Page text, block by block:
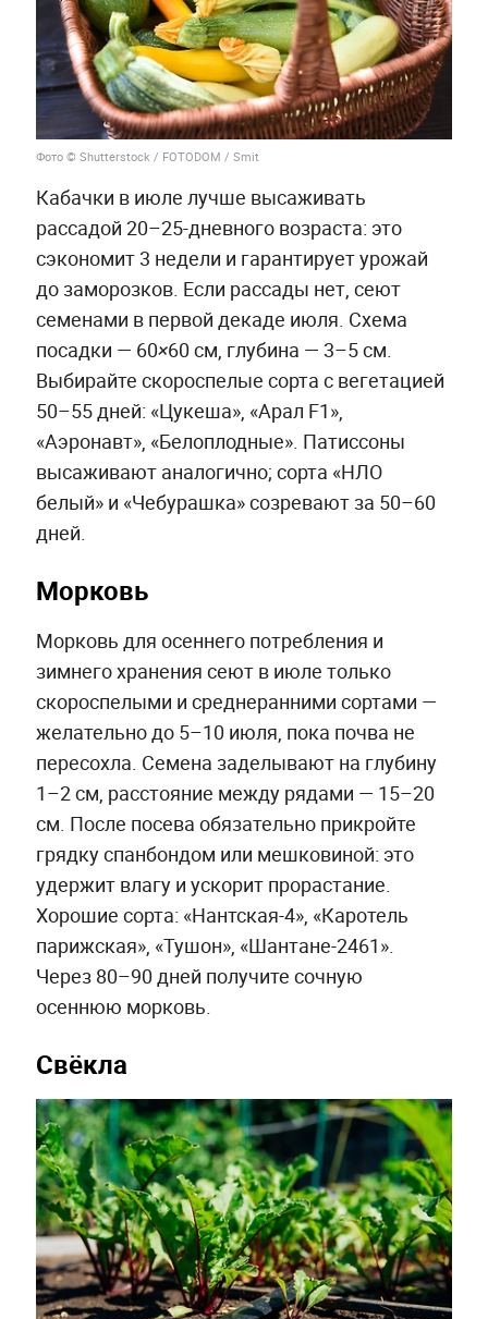
Фото © Shutterstock / FOTODOM / Smit
Кабачки в июле лучше высаживать
рассадой 20–25-дневного возраста: это
сэкономит 3 недели и гарантирует урожай
до заморозков. Если рассады нет, сеют
семенами в первой декаде июля. Схема
посадки — 60×60 см, глубина — 3–5 см.
Выбирайте скороспелые сорта с вегетацией
50–55 дней: «Цукеша», «Арал F1»,
«Аэронавт», «Белоплодные». Патиссоны
высаживают аналогично; сорта «НЛО
белый» и «Чебурашка» созревают за 50–60
дней.
Морковь
Морковь для осеннего потребления и
зимнего хранения сеют в июле только
скороспелыми и среднеранними сортами —
желательно до 5–10 июля, пока почва не
пересохла. Семена заделывают на глубину
1–2 см, расстояние между рядами — 15–20
см. После посева обязательно прикройте
грядку спанбондом или мешковиной: это
удержит влагу и ускорит прорастание.
Хорошие сорта: «Нантская-4», «Каротель
парижская», «Тушон», «Шантане-2461».
Через 80–90 дней получите сочную
осеннюю морковь.
Свёкла